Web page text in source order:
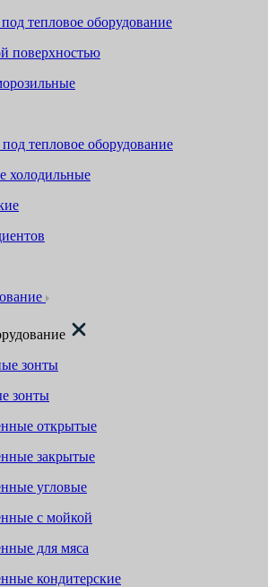
тепловое оборудование
поверхностью
тепловое оборудование
холодильные
зонты
зонты
открытые
закрытые
угловые
с мойкой
для мяса
кондитерские